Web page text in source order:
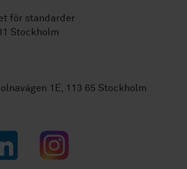
för standarder
Stockholm
1E, 113 65 Stockholm
Instagram